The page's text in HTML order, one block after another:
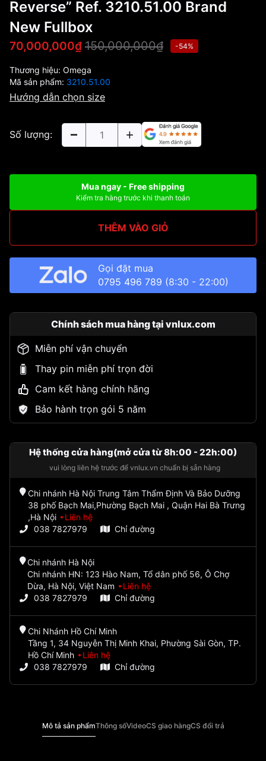
Reverse” Ref. 3210.51.00 Brand
New Fullbox
70,000,000₫ 150,000,000₫ -54%
Thương hiệu: Omega
Mã sản phẩm: 3210.51.00
Hướng dẫn chọn size
Số lượng:
Mua ngay - Free shipping
Kiểm tra hàng trước khi thanh toán
THÊM VÀO GIỎ
Gọi đặt mua
0795 496 789 (8:30 - 22:00)
Chính sách mua hàng tại vnlux.com
Miễn phí vận chuyển
Thay pin miễn phí trọn đời
Cam kết hàng chính hãng
Bảo hành trọn gói 5 năm
Hệ thống cửa hàng(mở cửa từ 8h:00 - 22h:00)
vui lòng liên hệ trước để vnlux.vn chuẩn bị sẵn hàng
Chi nhánh Hà Nội Trung Tâm Thẩm Định Và Bảo Dưỡng
38 phố Bạch Mai,Phường Bạch Mai , Quận Hai Bà Trưng
,Hà Nội
Liên hệ
038 7827979
Chỉ đường
Chi nhánh Hà Nội
Chi nhánh HN: 123 Hào Nam, Tổ dân phố 56, Ô Chợ
Dừa, Hà Nội, Việt Nam
Liên hệ
038 7827979
Chỉ đường
Chi Nhánh Hồ Chí Minh
Tầng 1, 34 Nguyễn Thị Minh Khai, Phường Sài Gòn, TP.
Hồ Chí Minh
Liên hệ
038 7827979
Chỉ đường
Mô tả sản phẩmThông sốVideoCS giao hàngCS đổi trả